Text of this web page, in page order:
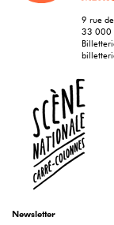
9 rue
33 000
Newsletter